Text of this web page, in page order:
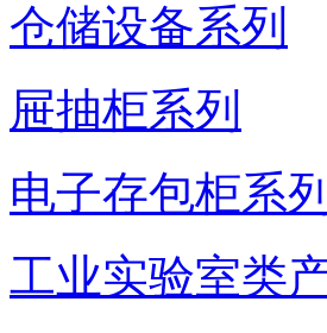
仓储设备系列
屉抽柜系列
电子存包柜系列
工业实验室类